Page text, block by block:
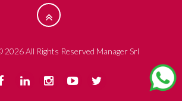
2026 All Rights Reserved Manager Srl